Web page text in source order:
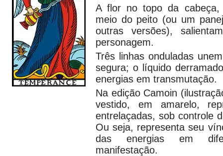
A flor no topo da
meio do peito (ou um
outras versões),
personagem.
Três linhas onduladas
segura; o líquido
energias em transmutação.
Na edição Camoin
vestido, em amarelo,
entrelaçadas, sob controle
Ou seja, representa seu
das energias em
manifestação.